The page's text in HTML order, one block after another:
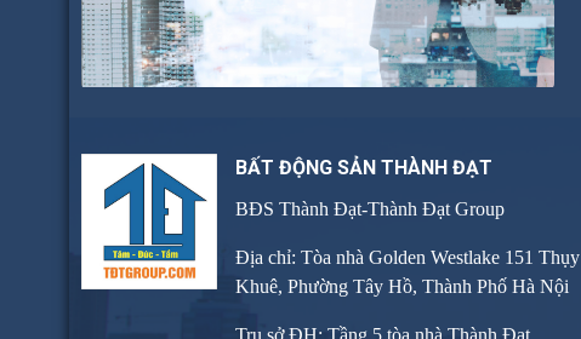
BẤT ĐỘNG SẢN THÀNH ĐẠT
BĐS Thành Đạt-Thành Đạt Group
Địa chỉ: Tòa nhà Golden Westlake 151 Thụy
Khuê, Phường Tây Hồ, Thành Phố Hà Nội
Trụ sở ĐH: Tầng 5 tòa nhà Thành Đạt